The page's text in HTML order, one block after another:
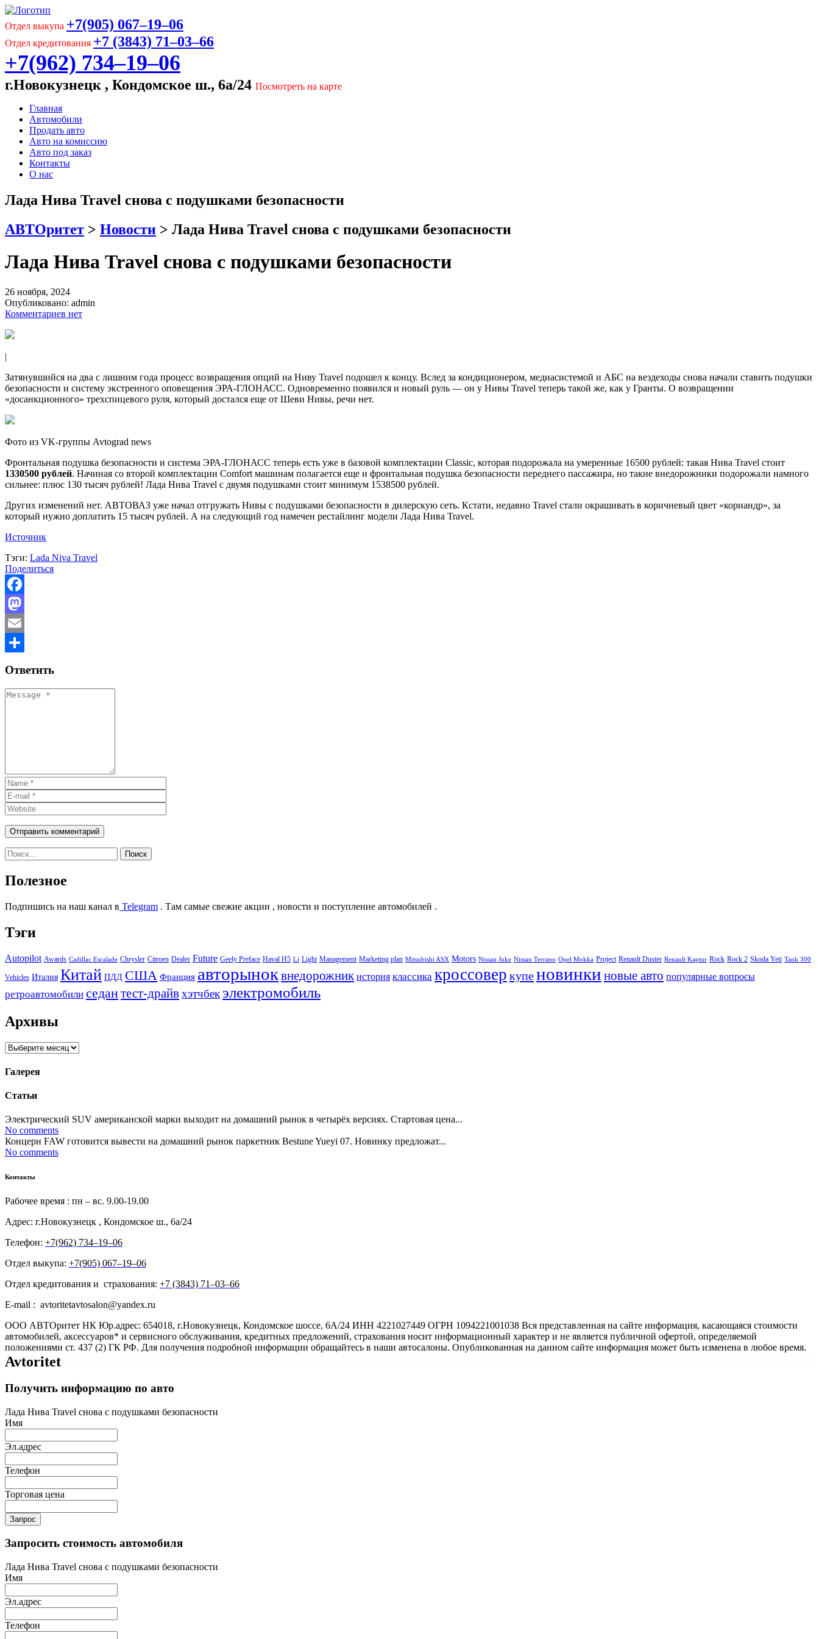
Отдел выкупа +7(905) 067‒19‒06
Отдел кредитования +7 (3843) 71‒03‒66
+7(962) 734‒19‒06
г.Новокузнецк , Кондомское ш., 6а/24 Посмотреть на карте
Главная
Автомобили
Продать авто
Авто на комиссию
Авто под заказ
Контакты
О нас
Лада Нива Travel снова с подушками безопасности
АВТОритет > Новости > Лада Нива Travel снова с подушками безопасности
Лада Нива Travel снова с подушками безопасности
26 ноября, 2024
Опубликовано: admin
Комментариев нет
|
Затянувшийся на два с лишним года процесс возвращения опций на Ниву Travel подошел к концу. Вслед за кондиционером, медиасистемой и АБС на вездеходы снова начали ставить подушки
безопасности и систему экстренного оповещения ЭРА-ГЛОНАСС. Одновременно появился и новый руль — он у Нивы Travel теперь такой же, как у Гранты. О возвращении
«досанкционного» трехспицевого руля, который достался еще от Шеви Нивы, речи нет.
Фото из VK-группы Avtograd news
Фронтальная подушка безопасности и система ЭРА-ГЛОНАСС теперь есть уже в базовой комплектации Classic, которая подорожала на умеренные 16500 рублей: такая Нива Travel стоит
1330500 рублей. Начиная со второй комплектации Comfort машинам полагается еще и фронтальная подушка безопасности переднего пассажира, но такие внедорожники подорожали намного
сильнее: плюс 130 тысяч рублей! Лада Нива Travel с двумя подушками стоит минимум 1538500 рублей.
Других изменений нет. АВТОВАЗ уже начал отгружать Нивы с подушками безопасности в дилерскую сеть. Кстати, недавно Travel стали окрашивать в коричневый цвет «кориандр», за
который нужно доплатить 15 тысяч рублей. А на следующий год намечен рестайлинг модели Лада Нива Travel.
Источник
Тэги: Lada Niva Travel
Поделиться
Facebook
Mastodon
Email
Ответить
Найти:
Полезное
Подпишись на наш канал в Telegram . Там самые свежие акции , новости и поступление автомобилей .
Тэги
Autopilot Awards Cadillac Escalade Chrysler Citroen Dealer Future Geely Preface Haval H5 Li Light Management Marketing plan Mitsubishi ASX Motors Nissan Juke Nissan Terrano Opel Mokka Project Renault Duster Renault Kaptur Rock Rock 2 Skoda Yeti Tank 300
Vehicles Италия Китай ПДД США Франция авторыноквнедорожник история классика кроссовер купеновинки новые авто популярные вопросы
ретроавтомобили седантест-драйвхэтчбек электромобиль
Архивы
Архивы
Галерея
Статьи
Электрический SUV американской марки выходит на домашний рынок в четырёх версиях. Стартовая цена...
No comments
Концерн FAW готовится вывести на домашний рынок паркетник Bestune Yueyi 07. Новинку предложат...
No comments
Контакты
Рабочее время : пн – вс. 9.00-19.00
Адрес: г.Новокузнецк , Кондомское ш., 6а/24
Телефон: +7(962) 734‒19‒06
Отдел выкупа: +7(905) 067‒19‒06
Отдел кредитования и страхования: +7 (3843) 71‒03‒66
E-mail : avtoritetavtosalon@yandex.ru
ООО АВТОритет НК Юр.адрес: 654018, г.Новокузнецк, Кондомское шоссе, 6А/24 ИНН 4221027449 ОГРН 1094221001038 Вся представленная на сайте информация, касающаяся стоимости
автомобилей, аксессуаров* и сервисного обслуживания, кредитных предложений, страхования носит информационный характер и не является публичной офертой, определяемой
положениями ст. 437 (2) ГК РФ. Для получения подробной информации обращайтесь в наши автосалоны. Опубликованная на данном сайте информация может быть изменена в любое время.
Avtoritet
Получить информацию по авто
Лада Нива Travel снова с подушками безопасности
Имя
Эл.адрес
Телефон
Торговая цена
Запрос
Запросить стоимость автомобиля
Лада Нива Travel снова с подушками безопасности
Имя
Эл.адрес
Телефон